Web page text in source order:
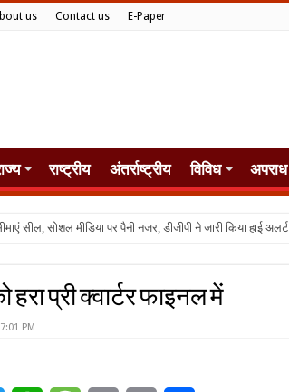
us Contact us E-Paper
राष्ट्रीय अंतर्राष्ट्रीय विविध अपराध
सील, सोशल मीडिया पर पैनी नजर, डीजीपी ने जारी किया हाई अलर्ट
प्री क्वार्टर फाइनल में
PM